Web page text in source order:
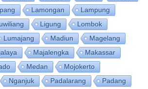
Lamongan
Lampung
Ligung
Lombok
Lumajang Madiun
Magelang
Majalengka
Makassar
Medan
Mojokerto
Nganjuk Padalarang
Padang